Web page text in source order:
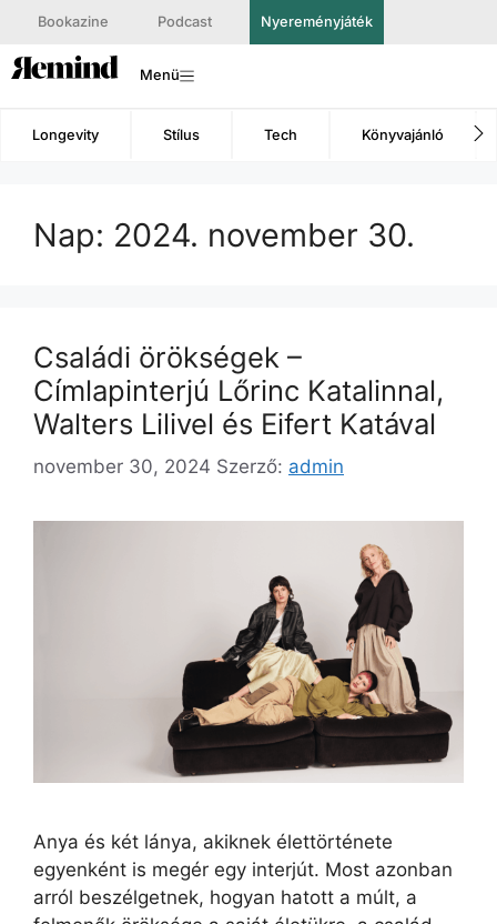
Bookazine Podcast Nyereményjáték
Menü
Longevity Stílus Tech Könyvajánló
Nap: 2024. november 30.
Családi örökségek –
Címlapinterjú Lőrinc Katalinnal,
Walters Lilivel és Eifert Katával
november 30, 2024 Szerző: admin
Anya és két lánya, akiknek élettörténete
egyenként is megér egy interjút. Most azonban
arról beszélgetnek, hogyan hatott a múlt, a